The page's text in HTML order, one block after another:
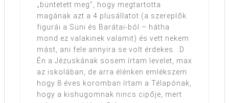
„büntetett meg”, hogy megtartotta
magának azt a 4 plüsállatot (a szereplők
figurái a Süni és Barátai-ból – hátha
mond ez valakinek valamit) és vett nekem
mást, ani fele annyira se volt érdekes. :D
Én a Jézuskának sosem írtam levelet, max
az iskolában, de arra élénken emlékszem
hogy 8 éves koromban írtam a Télapónak,
hogy a kishugomnak nincs cipője, mert